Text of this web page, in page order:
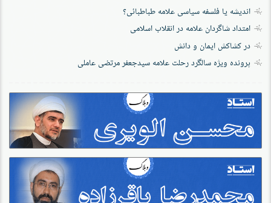
اندیشه یا فلسفه سیاسی علامه طباطبائی؟
امتداد شاگردان علامه در انقلاب اسلامی
در کشاکش ایمان و دانش
پرونده‌ ویژه سالگرد رحلت علامه سیدجعفر مرتضی عاملی